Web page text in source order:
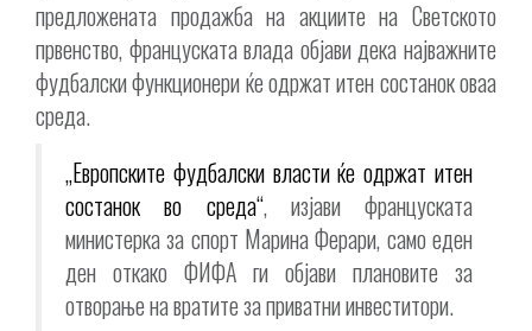
предложената продажба на акциите на Светското
првенство, француската влада објави дека најважните
фудбалски функционери ќе одржат итен состанок оваа
среда.
„Европските фудбалски власти ќе одржат итен
состанок во среда“, изјави француската
министерка за спорт Марина Ферари, само еден
ден откако ФИФА ги објави плановите за
отворање на вратите за приватни инвеститори.